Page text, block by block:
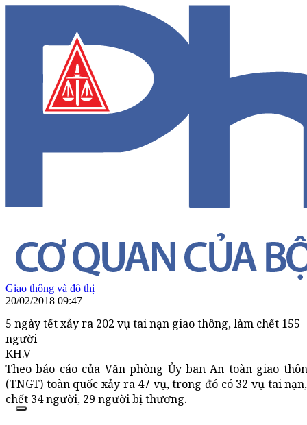
Giao thông và đô thị
20/02/2018 09:47
5 ngày tết xảy ra 202 vụ tai nạn giao thông, làm chết 155
người
KH.V
Theo báo cáo của Văn phòng Ủy ban An toàn giao
(TNGT) toàn quốc xảy ra 47 vụ, trong đó có 32 vụ tai
chết 34 người, 29 người bị thương.